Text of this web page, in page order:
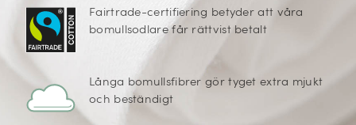
Fairtrade-certifiering betyder att våra
bomullsodlare får rättvist betalt
Långa bomullsfibrer gör tyget extra mjukt
och beständigt